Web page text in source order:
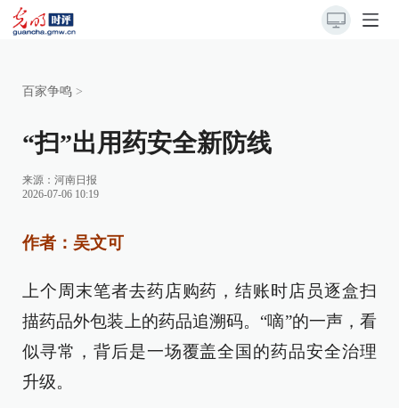
百家争鸣 >
“扫”出用药安全新防线
来源： 河南日报
2026-07-06 10:19
作者：吴文可
上个周末笔者去药店购药，结账时店员逐盒扫
描药品外包装上的药品追溯码。“嘀”的一声，看
似寻常，背后是一场覆盖全国的药品安全治理
升级。